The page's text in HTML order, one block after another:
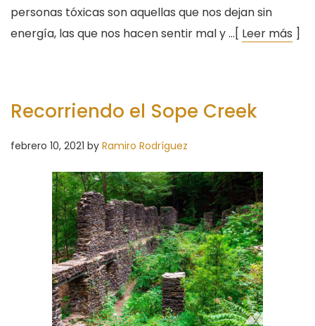
personas tóxicas son aquellas que nos dejan sin
energía, las que nos hacen sentir mal y …[ Leer más ]
Recorriendo el Sope Creek
febrero 10, 2021 by Ramiro Rodríguez